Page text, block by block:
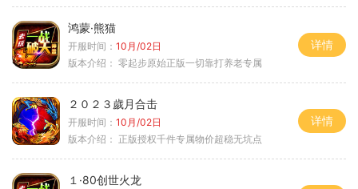
鸿蒙·熊猫
开服时间： 10月/02日
版本介绍： 零起步原始正版一切靠打养老专属
详情
２０２３歲月合击
开服时间： 10月/02日
版本介绍： 正版授权千件专属物价超稳无坑点
详情
１·80创世火龙